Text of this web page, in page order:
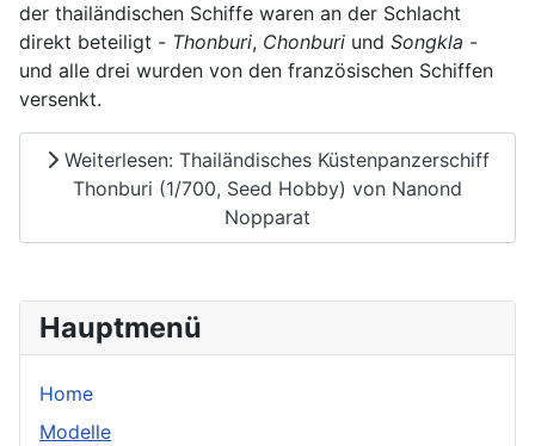
Hauptmenü
Home
Modelle
der thailändischen Schiffe waren an der Schlacht
direkt beteiligt - Thonburi, Chonburi und Songkla -
und alle drei wurden von den französischen Schiffen
versenkt.
Weiterlesen: Thailändisches Küstenpanzerschiff
Thonburi (1/700, Seed Hobby) von Nanond
Nopparat